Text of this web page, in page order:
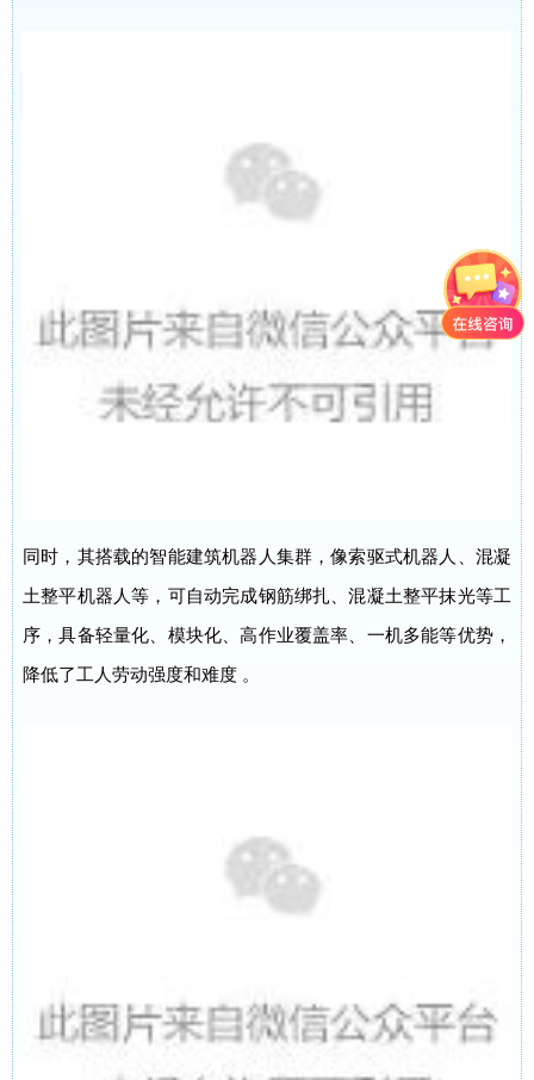
同时，其搭载的智能建筑机器人集群，像索驱式机器人、混凝
土整平机器人等，可自动完成钢筋绑扎、混凝土整平抹光等工
序，具备轻量化、模块化、高作业覆盖率、一机多能等优势，
降低了工人劳动强度和难度 。